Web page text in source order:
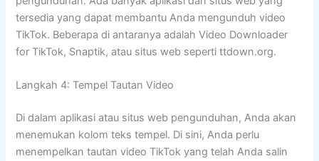
tersedia yang dapat membantu Anda mengunduh video
TikTok. Beberapa di antaranya adalah Video Downloader
for TikTok, Snaptik, atau situs web seperti ttdown.org.
Langkah 4: Tempel Tautan Video
Di dalam aplikasi atau situs web pengunduhan, Anda akan
menemukan kolom teks tempel. Di sini, Anda perlu
menempelkan tautan video TikTok yang telah Anda salin